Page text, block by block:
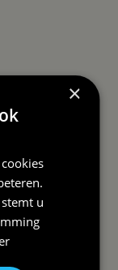
wat met feest
×
u